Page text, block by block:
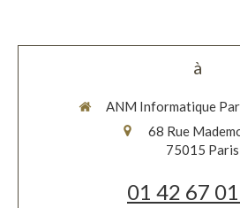
à
ANM Informatique
68 Rue
75015
01 42 67